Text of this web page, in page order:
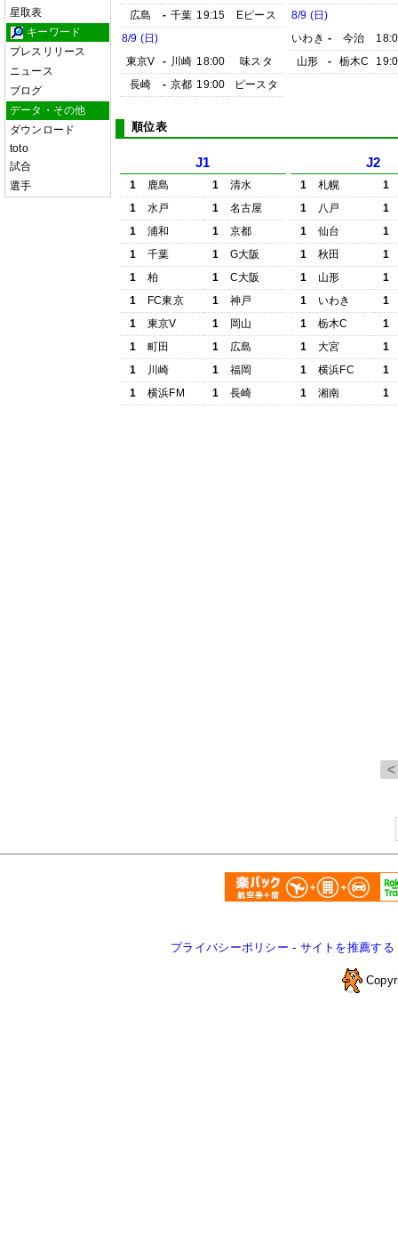
星取表
キーワード
プレスリリース
ニュース
ブログ
データ・その他
ダウンロード
toto
試合
選手
広島
- 千葉 19:15
Eピース
8/9 (日)
東京V
- 川崎 18:00
味スタ
長崎
- 京都 19:00 ピースタ
8/9 (日)
いわき - 今治
山形
- 栃木C
順位表
J1
1 鹿島 1
清水
1
水戸 1
名古屋
1
浦和 1
京都
1
千葉 1
G大阪
1
柏 1
C大阪
1
FC東京 1
神戸
1
東京V 1
岡山
1
町田 1
広島
1
川崎 1
福岡
1
横浜FM 1 長崎
J2
1 札幌
1
1
八戸
1
1
仙台
1
1
秋田
1
1
山形
1
1
いわき
1
1
栃木C
1
1
大宮
1
1
横浜FC
1
1
湘南 1
プライバシーポリシー - サイトを推薦する